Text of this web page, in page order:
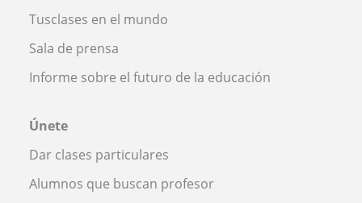
Tusclases en el mundo
Sala de prensa
Informe sobre el futuro de la educación
Únete
Dar clases particulares
Alumnos que buscan profesor